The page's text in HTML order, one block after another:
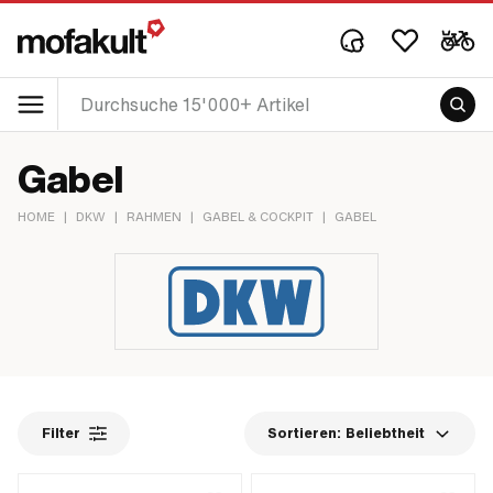
Gabel
HOME | DKW | RAHMEN | GABEL & COCKPIT | GABEL
Filter Sortieren: Beliebtheit